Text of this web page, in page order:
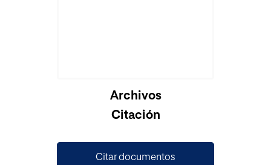
Cargando...Archivos
Citación
Citar documentos